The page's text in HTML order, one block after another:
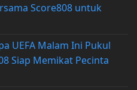
Score808 untuk
UEFA Malam Ini Pukul
Siap Memikat Pecinta